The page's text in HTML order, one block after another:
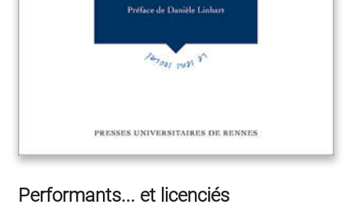
Performants... et licenciés